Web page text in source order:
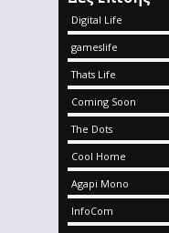
Digital Life
gameslife
Thats Life
Coming Soon
The Dots
Cool Home
Agapi Mono
InfoCom